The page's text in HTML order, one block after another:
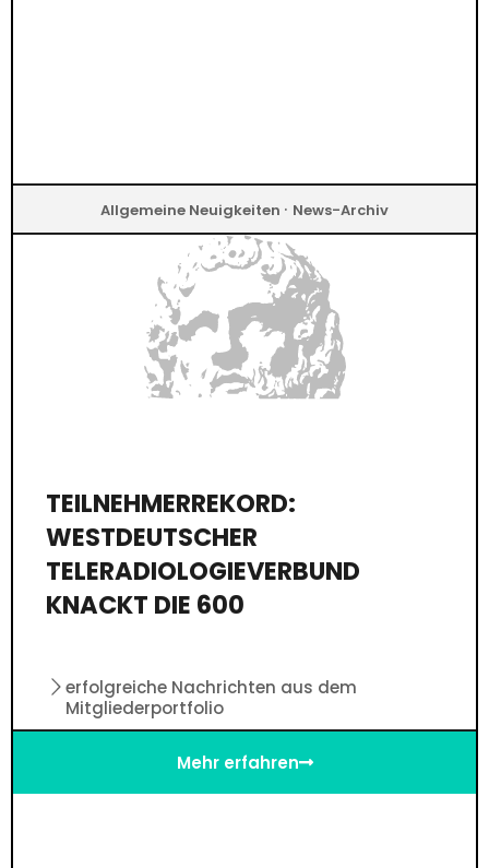
Allgemeine Neuigkeiten · News-Archiv
TEILNEHMERREKORD:
WESTDEUTSCHER
TELERADIOLOGIEVERBUND
KNACKT DIE 600
erfolgreiche Nachrichten aus dem
Mitgliederportfolio
Mehr erfahren